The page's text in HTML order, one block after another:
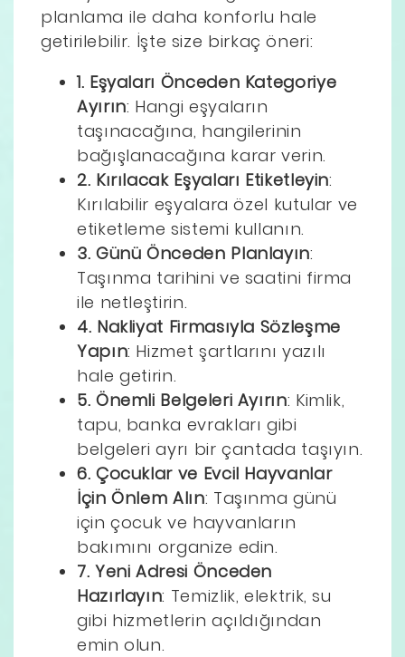
planlama ile daha konforlu hale
getirilebilir. İşte size birkaç öneri:
1. Eşyaları Önceden Kategoriye
Ayırın: Hangi eşyaların
taşınacağına, hangilerinin
bağışlanacağına karar verin.
2. Kırılacak Eşyaları Etiketleyin:
Kırılabilir eşyalara özel kutular ve
etiketleme sistemi kullanın.
3. Günü Önceden Planlayın:
Taşınma tarihini ve saatini firma
ile netleştirin.
4. Nakliyat Firmasıyla Sözleşme
Yapın: Hizmet şartlarını yazılı
hale getirin.
5. Önemli Belgeleri Ayırın: Kimlik,
tapu, banka evrakları gibi
belgeleri ayrı bir çantada taşıyın.
6. Çocuklar ve Evcil Hayvanlar
İçin Önlem Alın: Taşınma günü
için çocuk ve hayvanların
bakımını organize edin.
7. Yeni Adresi Önceden
Hazırlayın: Temizlik, elektrik, su
gibi hizmetlerin açıldığından
emin olun.